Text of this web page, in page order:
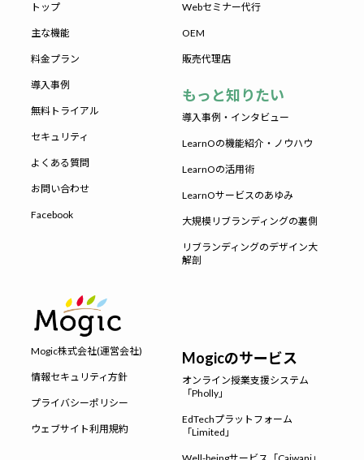
トップ
主な機能
料金プラン
導入事例
無料トライアル
セキュリティ
よくある質問
お問い合わせ
Facebook
Webセミナー代行
OEM
販売代理店
もっと知りたい
導入事例・インタビュー
LearnOの機能紹介・ノウハウ
LearnOの活用術
LearnOサービスのあゆみ
大規模リブランディングの裏側
リブランディングのデザイン大
解剖
Mogic株式会社(運営会社)
情報セキュリティ方針
プライバシーポリシー
ウェブサイト利用規約
Mogicのサービス
オンライン授業支援システム
「Pholly」
EdTechプラットフォーム
「Limited」